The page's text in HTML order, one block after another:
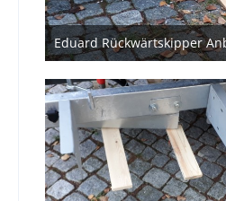
20. Dezember 2020